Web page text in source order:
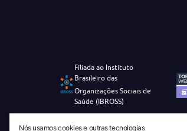
Filiada ao Instituto
Brasileiro das
Organizações Sociais de
Saúde (IBROSS)
Nós usamos cookies e outras tecnologias